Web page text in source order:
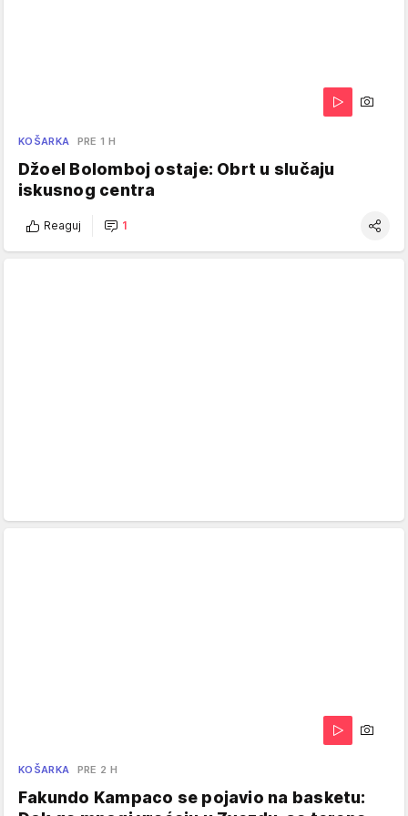
KOŠARKA PRE 1 H
Džoel Bolomboj ostaje: Obrt u slučaju
iskusnog centra
Reaguj 1
KOŠARKA PRE 2 H
Fakundo Kampaco se pojavio na basketu: